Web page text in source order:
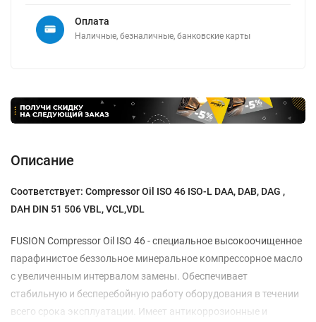
Оплата
Наличные, безналичные, банковские карты
Описание
Соответствует: Compressor Oil ISO 46 ISO-L DAA, DAB, DAG ,
DAH DIN 51 506 VBL, VCL,VDL
FUSION Compressor Oil ISO 46 - специальное высокоочищенное
парафинистое беззольное минеральное компрессорное масло
с увеличенным интервалом замены. Обеспечивает
стабильную и бесперебойную работу оборудования в течении
всего срока эксплуатации. Имеет антикоррозионные и